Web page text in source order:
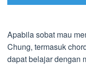
Apabila sobat mau
Chung, termasuk
dapat belajar dengan